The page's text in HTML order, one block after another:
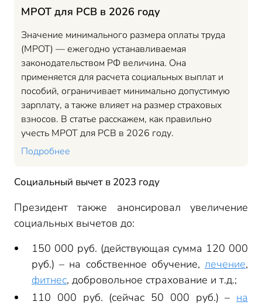
МРОТ для РСВ в 2026 году
Значение минимального размера оплаты труда
(МРОТ) — ежегодно устанавливаемая
законодательством РФ величина. Она
применяется для расчета социальных выплат и
пособий, ограничивает минимально допустимую
зарплату, а также влияет на размер страховых
взносов. В статье расскажем, как правильно
учесть МРОТ для РСВ в 2026 году.
Подробнее
Социальный вычет в 2023 году
Президент также анонсировал увеличение
социальных вычетов до:
150 000 руб. (действующая сумма 120 000
руб.) – на собственное обучение, лечение,
фитнес, добровольное страхование и т.д.;
110 000 руб. (сейчас 50 000 руб.) – на